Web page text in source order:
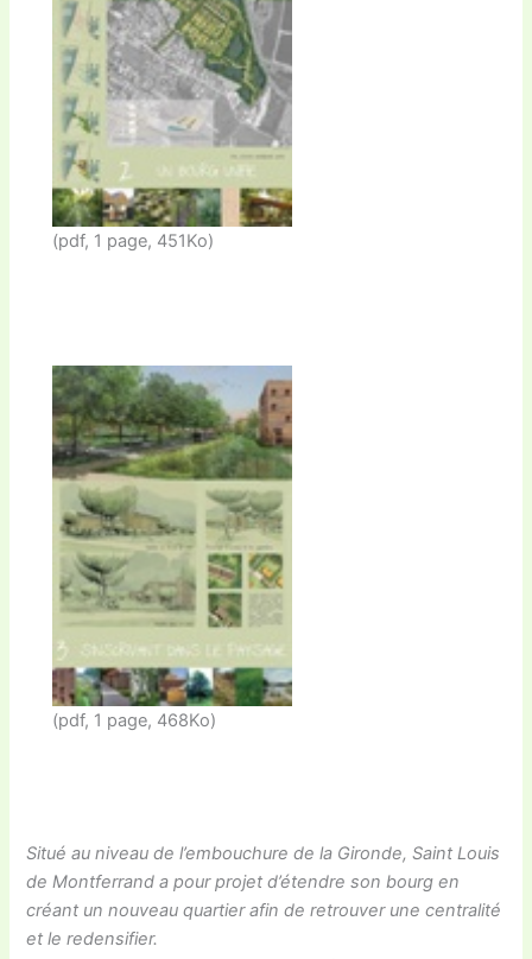
(pdf, 1 page, 451Ko)
(pdf, 1 page, 468Ko)
Situé au niveau de l’embouchure de la Gironde, Saint Louis
de Montferrand a pour projet d’étendre son bourg en
créant un nouveau quartier afin de retrouver une centralité
et le redensifier.